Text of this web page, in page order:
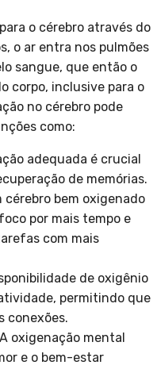
o cérebro através do
o ar entra nos pulmões
sangue, que então o
corpo, inclusive para o
no cérebro pode
como:
adequada é crucial
de memórias.
cérebro bem oxigenado
por mais tempo e
com mais
de oxigênio
permitindo que
conexões.
A oxigenação mental
e o bem-estar